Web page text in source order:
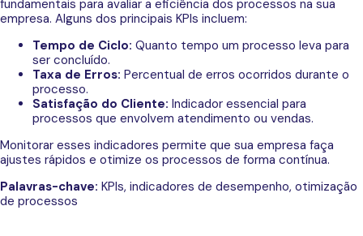
fundamentais para avaliar a eficiência dos processos na sua
empresa. Alguns dos principais KPIs incluem:
Tempo de Ciclo: Quanto tempo um processo leva para
ser concluído.
Taxa de Erros: Percentual de erros ocorridos durante o
processo.
Satisfação do Cliente: Indicador essencial para
processos que envolvem atendimento ou vendas.
Monitorar esses indicadores permite que sua empresa faça
ajustes rápidos e otimize os processos de forma contínua.
Palavras-chave: KPIs, indicadores de desempenho, otimização
de processos